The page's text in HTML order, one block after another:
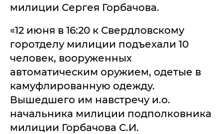
милиции Сергея Горбачова.
«12 июня в 16:20 к Свердловскому
горотделу милиции подъехали 10
человек, вооруженных
автоматическим оружием, одетые в
камуфлированную одежду.
Вышедшего им навстречу и.о.
начальника милиции подполковника
милиции Горбачова С.И.